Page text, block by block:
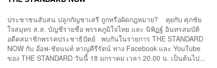
ประชาชนสับสน ปลูกกัญชาเสรี ถูกหรือผิดกฎหมาย? คุยกับ ศุภชัย
ใจสมุทร ส.ส. บัญชีรายชื่อ พรรคภูมิใจไทย และ นิพิฏฐ์ อินทรสมบัติ
อดีตสมาชิกพรรคประชาธิปัตย์ พบกันในรายการ THE STANDARD
NOW กับ อ๊อฟ-ชัยนนท์ หาญคีรีรัตน์ ทาง Facebook และ YouTube
ของ THE STANDARD วันนี้ 18 มกราคม เวลา 20.00 น. เป็นต้นไป...